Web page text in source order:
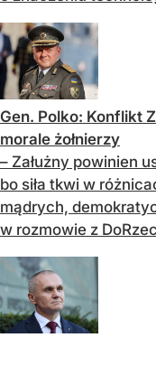
Gen. Polko: Konflikt
morale żołnierzy
– Załużny powinien
bo siła tkwi w
mądrych,
w rozmowie z